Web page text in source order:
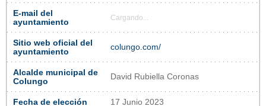
E-mail del
ayuntamiento
Cargando...
Sitio web oficial del
ayuntamiento
colungo.com/
Alcalde municipal de
Colungo
David Rubiella Coronas
Fecha de elección 17 Junio 2023